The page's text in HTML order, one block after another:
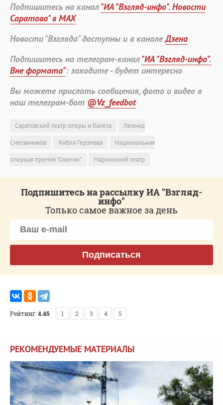
Подпишитесь на канал"ИА "Взгляд-инфо". Новости
Саратова" в MAX
Новости "Взгляда" доступны и в каналеДзена
Подпишитесь на телеграм-канал"ИА "Взгляд-инфо".
Вне формата": заходите - будет интересно
Вы можете прислать сообщения, фото и видео в
наш телеграм-бот @Vz_feedbot
Саратовский театр оперы и балета
Леонид
Сметанников
Хибла Герзмава
Национальная
оперная премия "Онегин"
Мариинский театр
Подпишитесь на рассылку ИА "Взгляд-
инфо"
Только самое важное за день
Подписаться
Рейтинг:4.45 1 2 3 4 5
РЕКОМЕНДУЕМЫЕ МАТЕРИАЛЫ